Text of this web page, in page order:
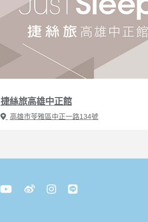
捷絲旅高雄中正館
高雄市苓雅區中正一路134號